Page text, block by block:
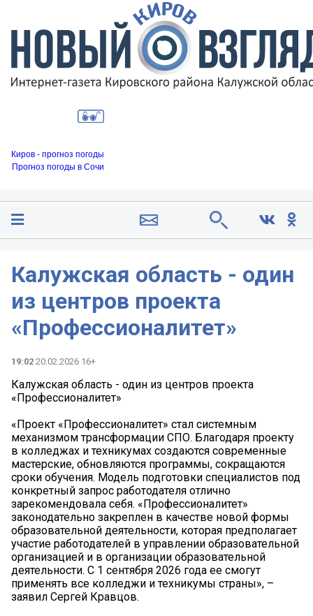
Киров - прогноз погоды
Прогноз погоды в Сочи
Калужская область - один
из центров проекта
«Профессионалитет»
19:02 20.02.2026 16+
Калужская область - один из центров проекта
«Профессионалитет»
«Проект «Профессионалитет» стал системным
механизмом трансформации СПО. Благодаря проекту
в колледжах и техникумах создаются современные
мастерские, обновляются программы, сокращаются
сроки обучения. Модель подготовки специалистов под
конкретный запрос работодателя отлично
зарекомендовала себя. «Профессионалитет»
законодательно закреплен в качестве новой формы
образовательной деятельности, которая предполагает
участие работодателей в управлении образовательной
организацией и в организации образовательной
деятельности. С 1 сентября 2026 года ее смогут
применять все колледжи и техникумы страны», –
заявил Сергей Кравцов.